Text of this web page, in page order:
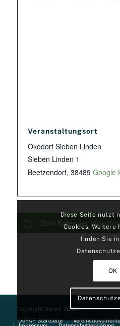
Veranstaltungsort
Ökodorf Sieben Linden
Sieben Linden 1
Beetzendorf, 38489 Google
Zum Kalender
Copyright DeFAF 2026
DeFAF Startseite
Diese Seite nutzt
Cookies. Weitere
finden Sie
OK